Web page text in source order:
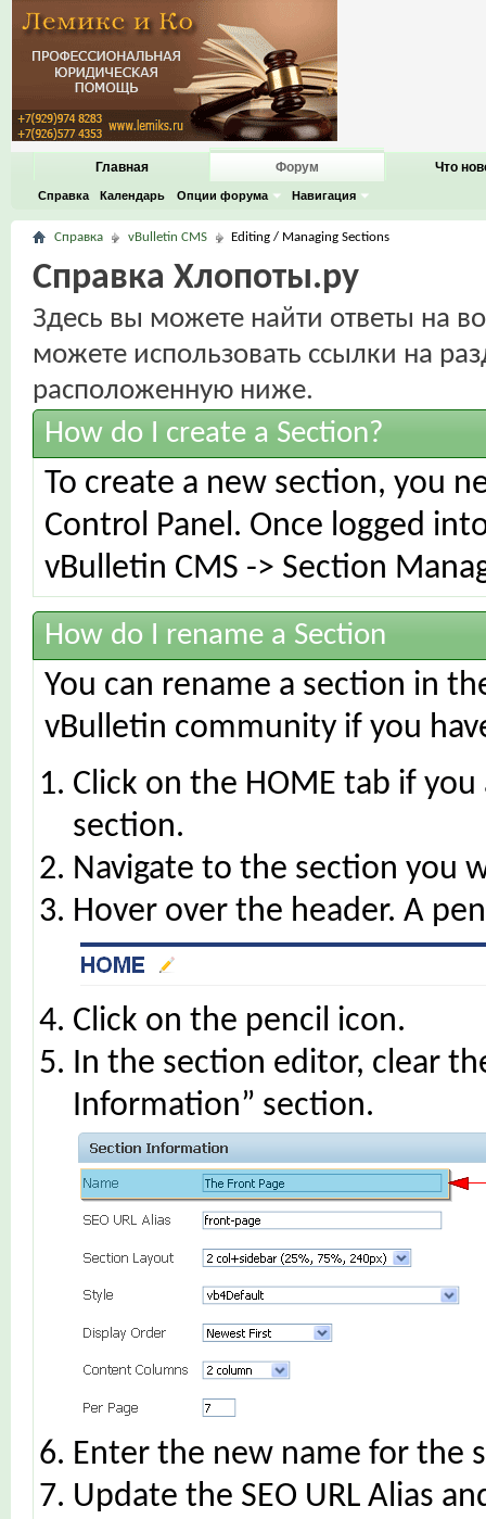
Главная Форум
Справка Календарь Опции форума Навигация
Что
Справка vBulletin CMS Editing / Managing Sections
Справка Хлопоты.ру
Здесь вы можете найти ответы на
можете использовать ссылки на
расположенную ниже.
How do I create a Section?
To create a new section, you
Control Panel. Once logged
vBulletin CMS -> Section
How do I rename a Section
You can rename a section in
vBulletin community if you
Click on the HOME tab if
section.
Navigate to the section you
Hover over the header. A
Click on the pencil icon.
In the section editor, clear
Information” section.
Enter the new name for the
Update the SEO URL Alias